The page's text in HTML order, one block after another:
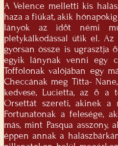
A Velence melletti kis
haza a fiúkat, akik
lányok az időt némi
pletykálkodással ütik el.
gyorsan össze is ugrasztja
egyik lánynak venni egy
Toffolonak valójában egy
Checcának meg Titta-
kedvese, Lucietta, az ő a
Orsettát szereti, akinek a
Fortunatonak a felesége,
más, mint Pasqua asszony,
éppen annak a